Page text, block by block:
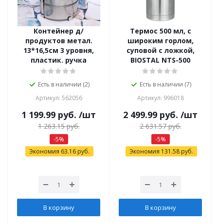
Контейнер д/
продуктов метал.
13*16,5см 3 уровня,
пластик. ручка
Есть в наличии (2)
Артикул: 562056
1 199.99 руб. /шт
1 263.15руб.
-5%
Экономия 63.16 руб.
В корзину
Термос 500 мл, с
широким горлом,
суповой с ложкой,
BIOSTAL NTS-500
Есть в наличии (7)
Артикул: 996018
2 499.99 руб. /шт
2 631.57руб.
-5%
Экономия 131.58руб.
В корзину